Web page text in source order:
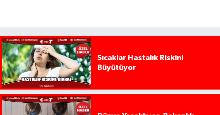
Sıcaklar Hastalık Riskini
Büyütüyor